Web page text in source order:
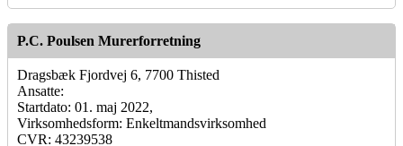
P.C. Poulsen Murerforretning
Dragsbæk Fjordvej 6, 7700 Thisted
Ansatte:
Startdato: 01. maj 2022,
Virksomhedsform: Enkeltmandsvirksomhed
CVR: 43239538